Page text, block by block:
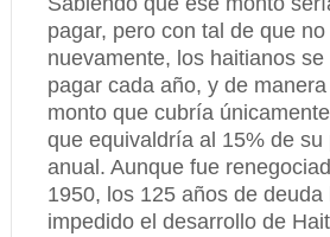
pagar, pero con tal de que
nuevamente, los haitianos
pagar cada año, y de
monto que cubría
que equivaldría al 15% de su
anual. Aunque fue
1950, los 125 años de deuda
impedido el desarrollo de